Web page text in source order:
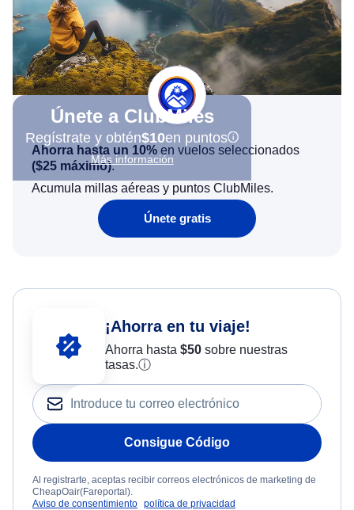
Únete a ClubMiles
Regístrate y obtén$10en puntos
Más información
Ahorra hasta un 10% en vuelos seleccionados
($25 máximo).
Acumula millas aéreas y puntos ClubMiles.
Únete gratis
¡Ahorra en tu viaje!
Ahorra hasta $50sobre nuestras
tasas.ⓘ
Consigue Código
Al registrarte, aceptas recibir correos electrónicos de marketing de
CheapOair(Fareportal).
Aviso de consentimiento política de privacidad